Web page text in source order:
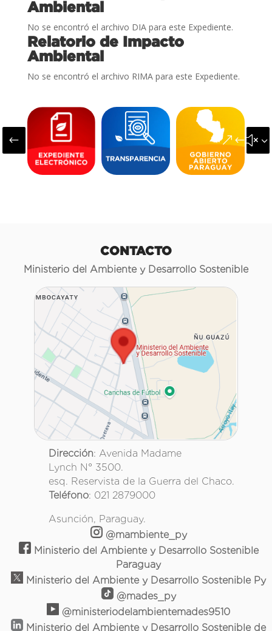
Ambiental
No se encontró el archivo DIA para este Expediente.
Relatorio de Impacto
Ambiental
No se encontró el archivo RIMA para este Expediente.
#
CONTACTO
Ministerio del Ambiente y Desarrollo Sostenible
Dirección: Avenida Madame
Lynch N° 3500.
esq. Reservista de la Guerra del Chaco.
Teléfono: 021 2879000
Asunción, Paraguay.
@mambiente_py
Ministerio del Ambiente y Desarrollo Sostenible
Paraguay
Ministerio del Ambiente y Desarrollo Sostenible Py
@mades_py
@ministeriodelambientemades9510
Ministerio del Ambiente y Desarrollo Sostenible de